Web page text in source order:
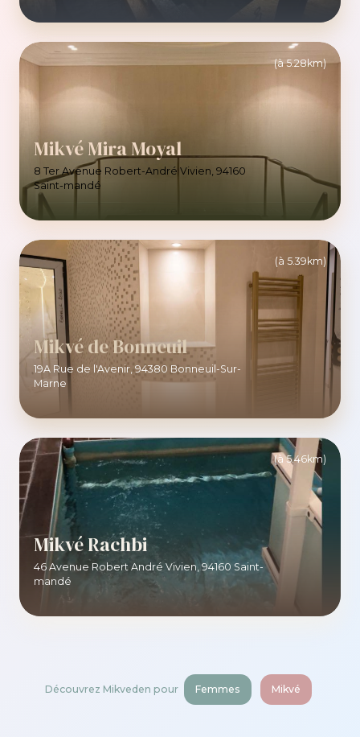
(à 5.28km)
Mikvé Mira Moyal
8 Ter Avenue Robert-André Vivien, 94160
Saint-mandé
(à 5.39km)
Mikvé de Bonneuil
19A Rue de l'Avenir, 94380 Bonneuil-Sur-
Marne
(à 5.46km)
Mikvé Rachbi
46 Avenue Robert André Vivien, 94160 Saint-
mandé
Découvrez Mikveden pour Femmes Mikvé